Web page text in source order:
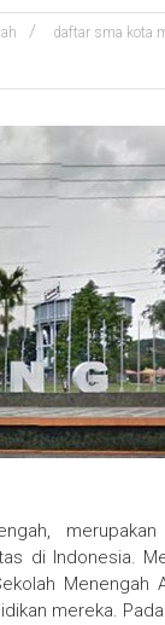
daftar sma kota
di Indonesia.
mereka.